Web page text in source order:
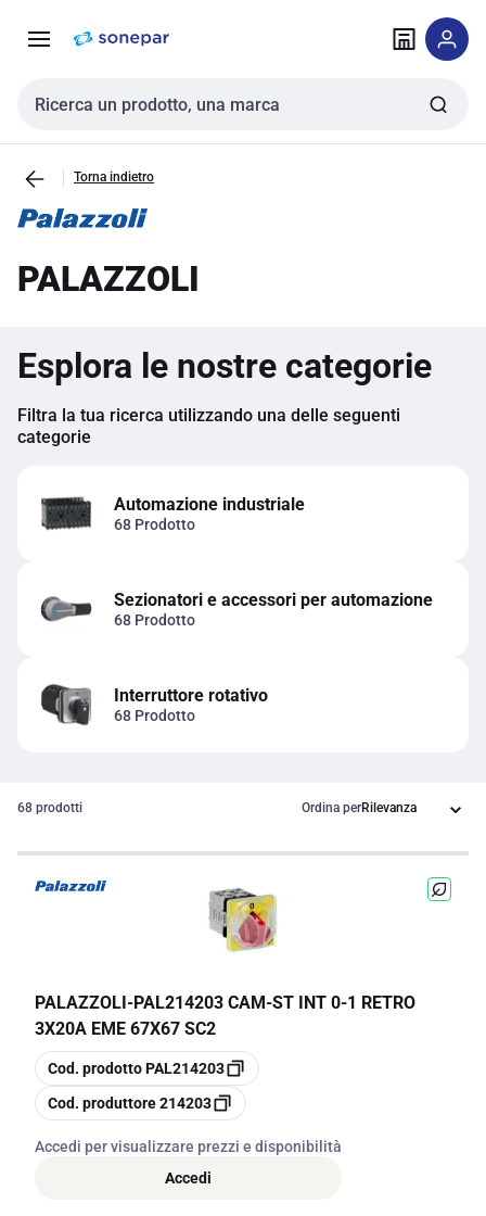
navigazione alla
Cerca input
Torna indietro
PALAZZOLI
Esplora le nostre categorie
Filtra la tua ricerca utilizzando una delle seguenti
categorie
Automazione industriale
68 Prodotto
Sezionatori e accessori per automazione
68 Prodotto
Interruttore rotativo
68 Prodotto
68 prodotti Ordina per
PALAZZOLI-PAL214203 CAM-ST INT 0-1 RETRO
3X20A EME 67X67 SC2
copia
Cod. prodottoPAL214203
copia
Cod. produttore214203
Accedi per visualizzare prezzi e disponibilità
Accedi